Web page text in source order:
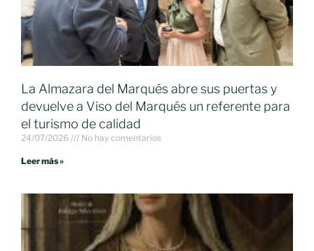
La Almazara del Marqués abre sus puertas y
devuelve a Viso del Marqués un referente para
el turismo de calidad
24/07/2026 No hay comentarios
Leer más »